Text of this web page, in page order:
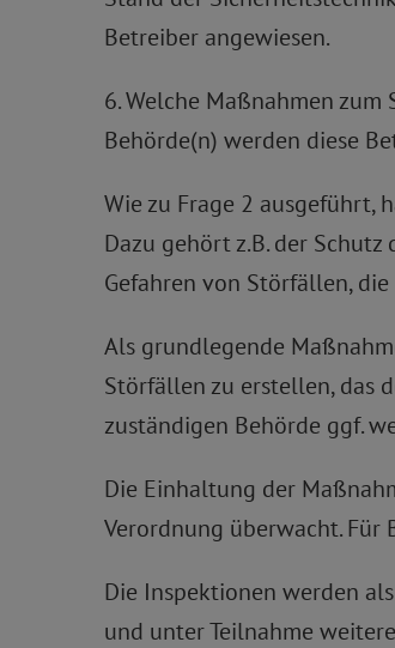
Betreiber angewiesen.
6. Welche Maßnahmen
Behörde(n) werden diese
Wie zu Frage 2 ausgeführt,
Dazu gehört z.B. der
Gefahren von Störfällen,
Als grundlegende
Störfällen zu erstellen, das
zuständigen Behörde ggf.
Die Einhaltung der
Verordnung überwacht. Für
Die Inspektionen werden
und unter Teilnahme